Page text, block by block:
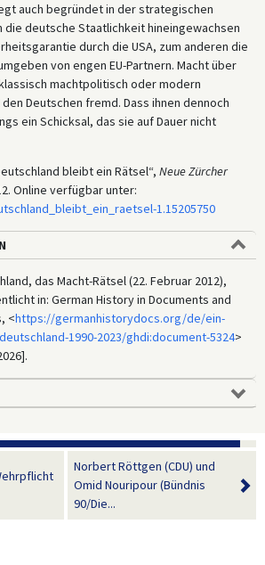
auch begründet in der strategischen
deutsche Staatlichkeit hineingewachsen
durch die USA, zum anderen die
von engen EU-Partnern. Macht über
machtpolitisch oder modern
Deutschen fremd. Dass ihnen dennoch
ein Schicksal, das sie auf Dauer nicht
bleibt ein Rätsel“, Neue Zürcher
Online verfügbar unter:
1.15205750
das Macht-Rätsel (22. Februar 2012),
in: German History in Documents and
<https://germanhistorydocs.org/de/ein-
1990-2023/ghdi:document-5324>
Norbert Röttgen (CDU) und
Omid Nouripour (Bündnis
90/Die...